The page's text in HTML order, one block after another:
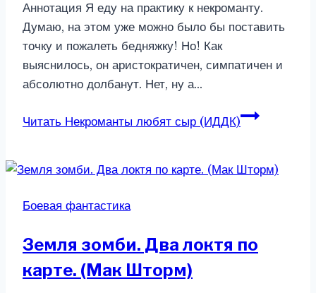
Аннотация Я еду на практику к некроманту.
Думаю, на этом уже можно было бы поставить
точку и пожалеть бедняжку! Но! Как
выяснилось, он аристократичен, симпатичен и
абсолютно долбанут. Нет, ну а…
Читать Некроманты любят сыр (ИДДК)
Боевая фантастика
Земля зомби. Два локтя по
карте. (Мак Шторм)